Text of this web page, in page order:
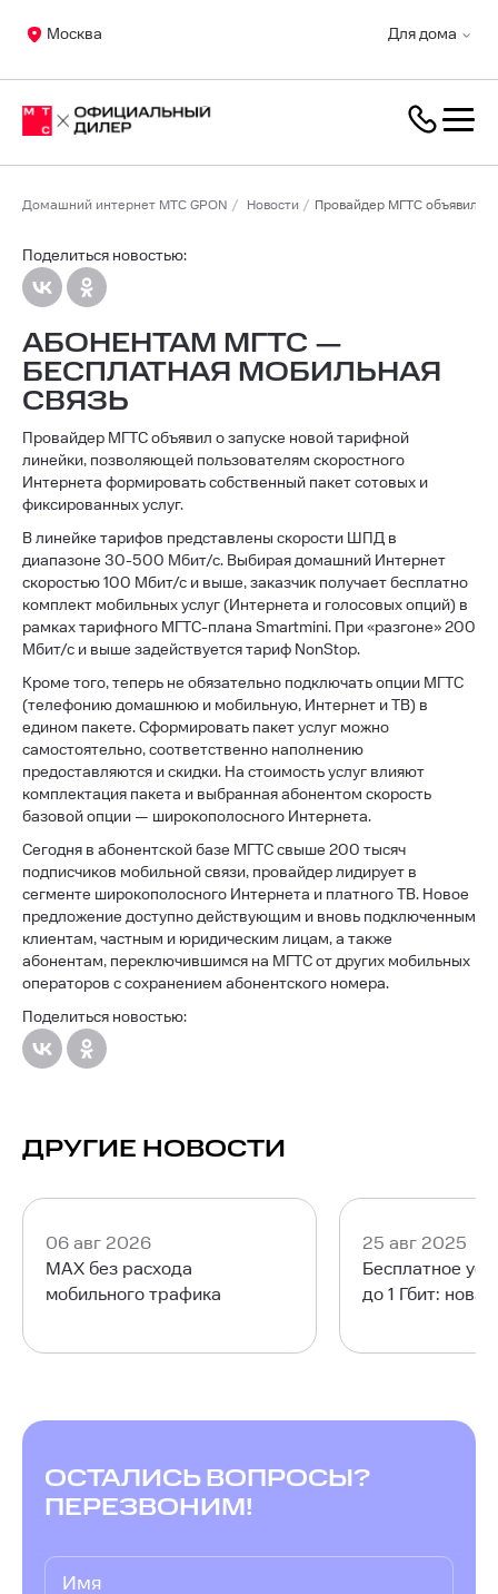
Для дома
Москва
Домашний интернет МТС GPON Новости Провайдер МГТС объявил о
Поделиться новостью:
АБОНЕНТАМ МГТС —
БЕСПЛАТНАЯ МОБИЛЬНАЯ
СВЯЗЬ
Провайдер МГТС объявил о запуске новой тарифной
линейки, позволяющей пользователям скоростного
Интернета формировать собственный пакет сотовых и
фиксированных услуг.
В линейке тарифов представлены скорости ШПД в
диапазоне 30-500 Мбит/с. Выбирая домашний Интернет
скоростью 100 Мбит/с и выше, заказчик получает бесплатно
комплект мобильных услуг (Интернета и голосовых опций) в
рамках тарифного МГТС-плана Smartmini. При «разгоне» 200
Мбит/с и выше задействуется тариф NonStop.
Кроме того, теперь не обязательно подключать опции МГТС
(телефонию домашнюю и мобильную, Интернет и ТВ) в
едином пакете. Сформировать пакет услуг можно
самостоятельно, соответственно наполнению
предоставляются и скидки. На стоимость услуг влияют
комплектация пакета и выбранная абонентом скорость
базовой опции — широкополосного Интернета.
Сегодня в абонентской базе МГТС свыше 200 тысяч
подписчиков мобильной связи, провайдер лидирует в
сегменте широкополосного Интернета и платного ТВ. Новое
предложение доступно действующим и вновь подключенным
клиентам, частным и юридическим лицам, а также
абонентам, переключившимся на МГТС от других мобильных
операторов с сохранением абонентского номера.
Поделиться новостью:
ДРУГИЕ НОВОСТИ
06 авг 2026
MAX без расхода
мобильного трафика
25 авг 2025
Бесплатное
до 1 Гбит:
ОСТАЛИСЬ ВОПРОСЫ?
ПЕРЕЗВОНИМ!